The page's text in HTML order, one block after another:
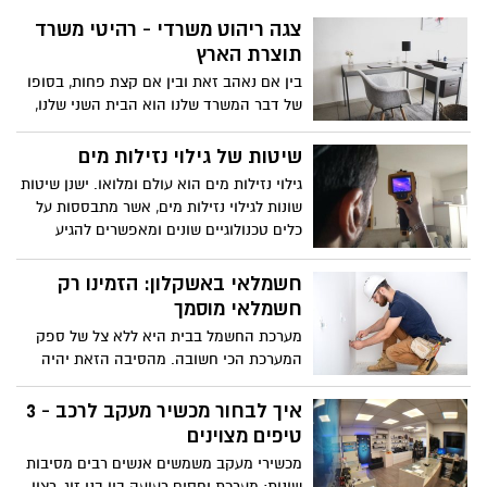
והכי חשוב – מתאים לצרכי העסק.
צגה ריהוט משרדי - רהיטי משרד
תוצרת הארץ
בין אם נאהב זאת ובין אם קצת פחות, בסופו
של דבר המשרד שלנו הוא הבית השני שלנו,
בו אנחנו נמצאים חלק ניכר מהיום שלנו.
כפועל יוצא מכך, חשוב שנרגיש בנוח בסביבת
הנגישות לציוד הדרוש לביצוע עבודתנו. כך,
נוחות מקסימלית ונראות ייצוגית ומכובדת,
שיטות של גילוי נזילות מים
גילוי נזילות מים הוא עולם ומלואו. ישנן שיטות
שונות לגילוי נזילות מים, אשר מתבססות על
כלים טכנולוגיים שונים ומאפשרים להגיע
במאמר זה, נעסוק בגילוי נזילות מים
באמצעות מצלמה תרמית, כלי לאיתור נזילות
על ידי גז וכמובן כלים שונים לאיתור על ידי
סאונד. ניגש אל כל השיטות ונעסוק בהן.
חשמלאי באשקלון: הזמינו רק
חשמלאי מוסמך
מערכת החשמל בבית היא ללא צל של ספק
המערכת הכי חשובה. מהסיבה הזאת יהיה
עליכם להיות תמיד עם היד על הדופק על מנת
לוודא את תקינותה. אם מערכת החשמל לא
תהיה תקינה, כתוצאה מכך עלולות להיות
מזמינים חשמלאי באשקלון על מנת שיבצע
איך לבחור מכשיר מעקב לרכב - 3
טיפים מצוינים
מכשירי מעקב משמשים אנשים רבים מסיבות